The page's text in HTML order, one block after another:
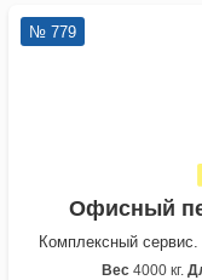
№ 779
Офисный
Комплексный сервис.
Вес 4000 кг.